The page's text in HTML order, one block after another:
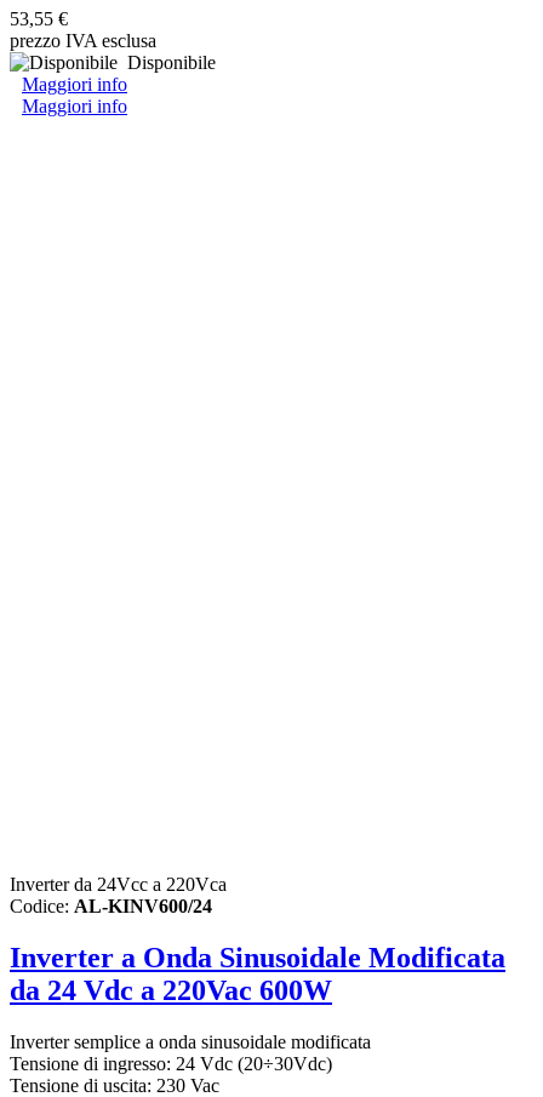
53,55 €
prezzo IVA esclusa
Disponibile
Maggiori info
Maggiori info
Inverter da 24Vcc a 220Vca
Codice: AL-KINV600/24
Inverter a Onda Sinusoidale Modificata
da 24 Vdc a 220Vac 600W
Inverter semplice a onda sinusoidale modificata
Tensione di ingresso: 24 Vdc (20÷30Vdc)
Tensione di uscita: 230 Vac